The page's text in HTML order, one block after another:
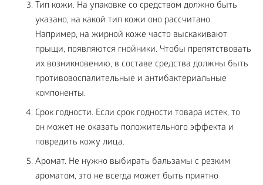
Тип кожи. На упаковке со средством должно быть
указано, на какой тип кожи оно рассчитано.
Например, на жирной коже часто выскакивают
прыщи, появляются гнойники. Чтобы препятствовать
их возникновению, в составе средства должны быть
противовоспалительные и антибактериальные
компоненты.
Срок годности. Если срок годности товара истек, то
он может не оказать положительного эффекта и
повредить кожу лица.
Аромат. Не нужно выбирать бальзамы с резким
ароматом, это не всегда может быть приятно